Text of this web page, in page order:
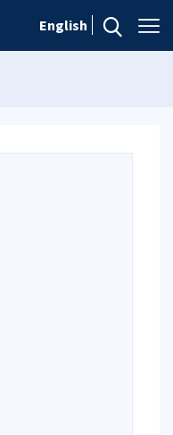
English